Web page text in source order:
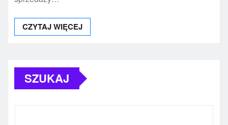
CZYTAJ WIĘCEJ
SZUKAJ